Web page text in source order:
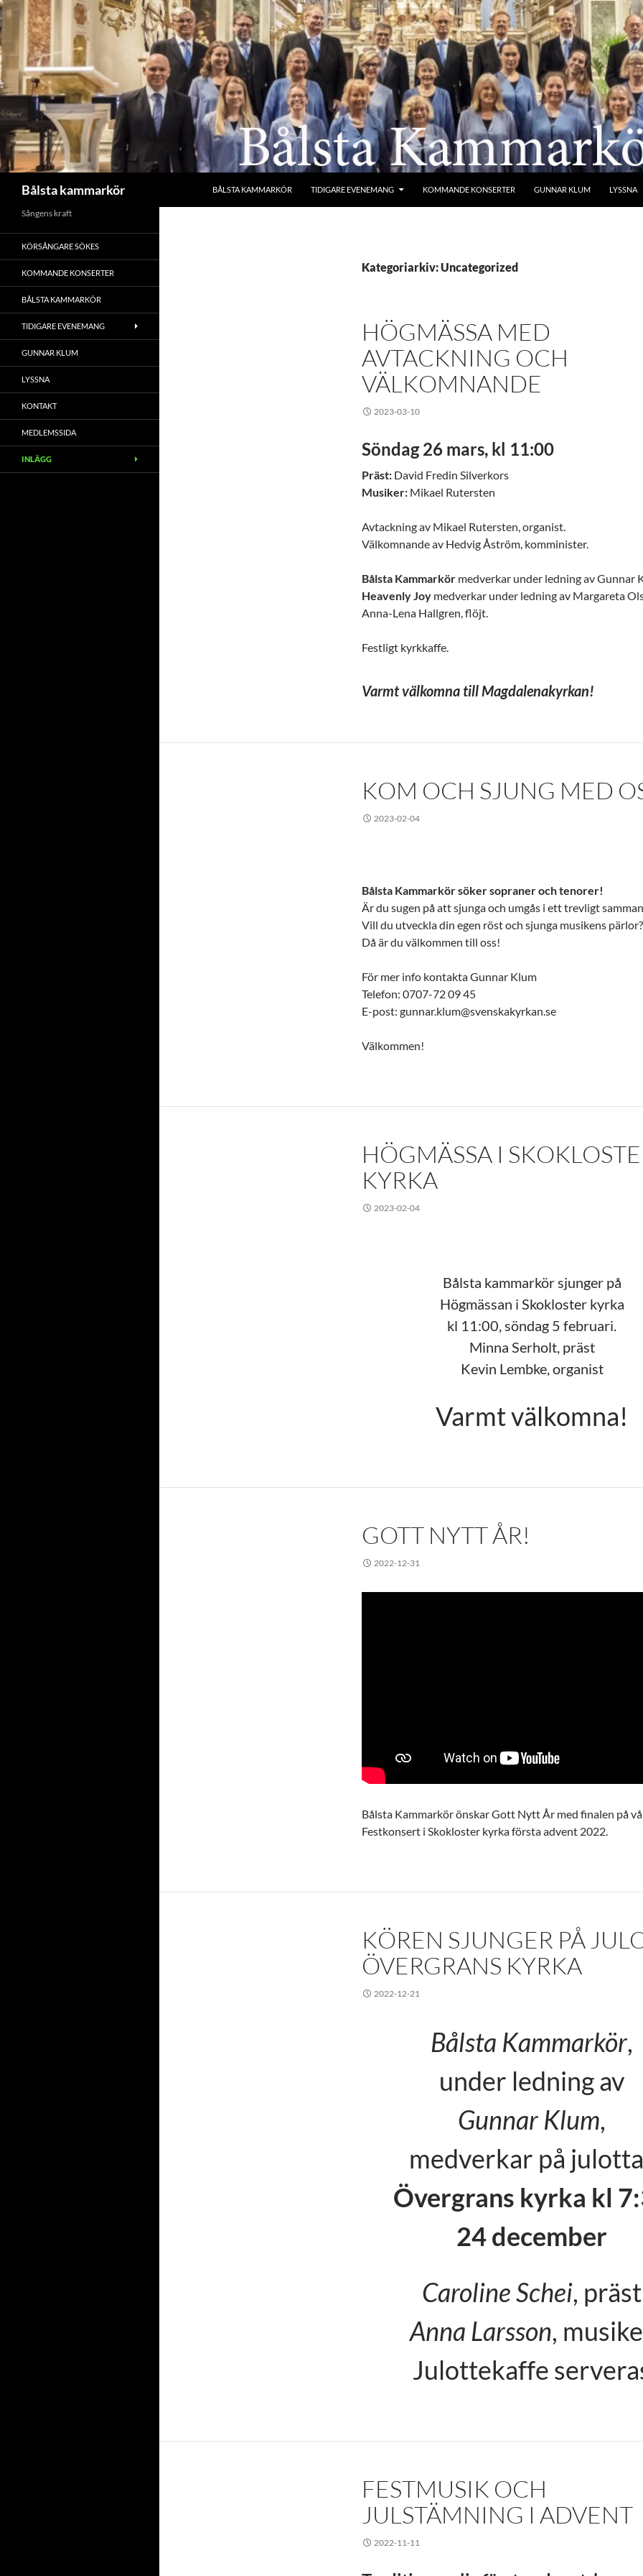
Hoppa
till
innehåll
Bålsta kammarkör BÅLSTA KAMMARKÖR TIDIGARE EVENEMANG KOMMANDE KONSERTER GUNNAR KLUM LYSSNA
Kategoriarkiv: Uncategorized
HÖGMÄSSA MED
AVTACKNING OCH
VÄLKOMNANDE
2023-03-10
Söndag 26 mars, kl 11:00
Präst: David Fredin Silverkors
Musiker: Mikael Rutersten
Avtackning av Mikael Rutersten, organist.
Välkomnande av Hedvig Åström, komminister.
Bålsta Kammarkör medverkar under ledning av Gunnar
Heavenly Joy medverkar under ledning av Margareta
Anna-Lena Hallgren, flöjt.
Festligt kyrkkaffe.
Varmt välkomna till Magdalenakyrkan!
KOM OCH SJUNG MED
2023-02-04
Bålsta Kammarkör söker sopraner och tenorer!
Är du sugen på att sjunga och umgås i ett trevligt
Vill du utveckla din egen röst och sjunga musikens pärlor?
Då är du välkommen till oss!
För mer info kontakta Gunnar Klum
Telefon: 0707-72 09 45
E-post: gunnar.klum@svenskakyrkan.se
Välkommen!
HÖGMÄSSA I
KYRKA
2023-02-04
Bålsta kammarkör sjunger på
Högmässan i Skokloster kyrka
kl 11:00, söndag 5 februari.
Minna Serholt, präst
Kevin Lembke, organist
Varmt välkomna!
GOTT NYTT ÅR!
2022-12-31
Bålsta Kammarkör önskar Gott Nytt År med finalen på
Festkonsert i Skokloster kyrka första advent 2022.
KÖREN SJUNGER PÅ
ÖVERGRANS KYRKA
2022-12-21
Bålsta Kammarkör,
under ledning av
Gunnar Klum,
medverkar på
Övergrans kyrka kl
24 december
Caroline Schei, präst
Anna Larsson,
Julottekaffe
FESTMUSIK OCH
JULSTÄMNING I ADVENT
2022-11-11
Sångens kraft
KÖRSÅNGARE SÖKES
KOMMANDE KONSERTER
BÅLSTA KAMMARKÖR
TIDIGARE EVENEMANG
GUNNAR KLUM
LYSSNA
KONTAKT
MEDLEMSSIDA
INLÄGG